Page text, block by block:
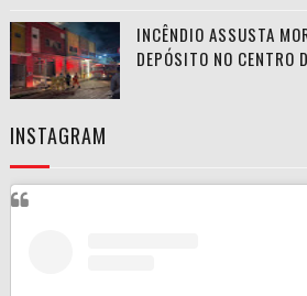
INCÊNDIO ASSUSTA
DEPÓSITO NO CENTRO
INSTAGRAM